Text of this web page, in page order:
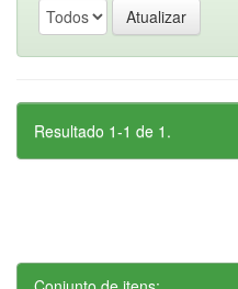
Resultado 1-1 de 1.